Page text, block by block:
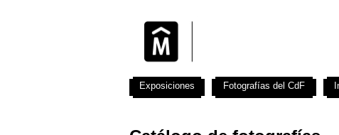
Exposiciones Fotografías del CdF